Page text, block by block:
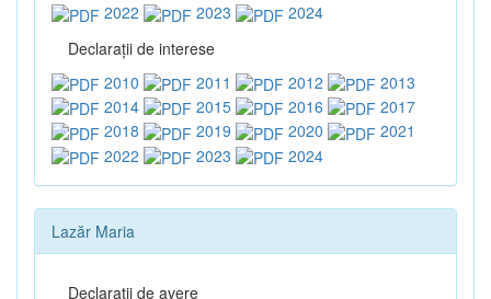
2022
2023
2024
Declaraţii de interese
2010
2011 2012
2013
2014
2015 2016
2017
2018
2019 2020
2021
2022
2023 2024
Lazăr Maria
Declaraţii de avere